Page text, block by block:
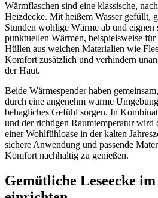
Wärmflaschen sind eine klassische,
Heizdecke. Mit heißem Wasser gefüllt,
Stunden wohlige Wärme ab und eignen
punktuellen Wärmen, beispielsweise
Hüllen aus weichen Materialien wie
Komfort zusätzlich und verhindern
der Haut.
Beide Wärmespender haben
durch eine angenehm warme
behagliches Gefühl sorgen. In
und der richtigen Raumtemperatur wird
einer Wohlfühloase in der kalten
sichere Anwendung und passende
Komfort nachhaltig zu genießen.
Gemütliche Leseecke